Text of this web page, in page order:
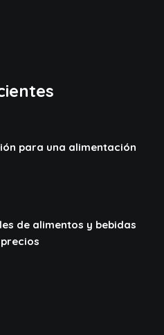
para una alimentación
de alimentos y bebidas